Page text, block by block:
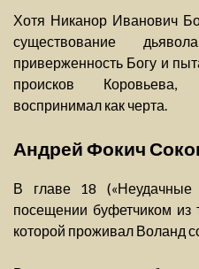
Хотя Никанор Иванович
существование
приверженность Богу и
происков Коровьева,
воспринимал как черта.
Андрей Фокич
В главе 18 («Неудачные
посещении буфетчиком из
которой проживал Воланд